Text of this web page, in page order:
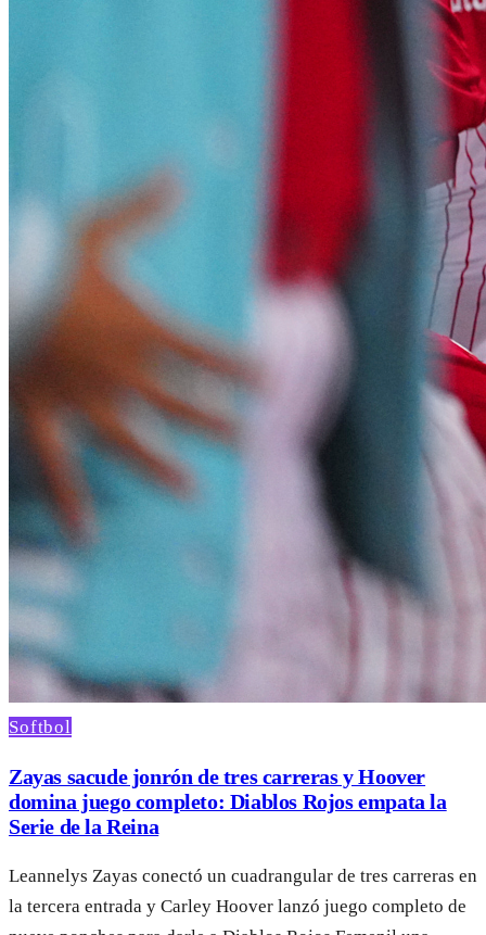
Softbol
Zayas sacude jonrón de tres carreras y Hoover
domina juego completo: Diablos Rojos empata la
Serie de la Reina
Leannelys Zayas conectó un cuadrangular de tres carreras en
la tercera entrada y Carley Hoover lanzó juego completo de